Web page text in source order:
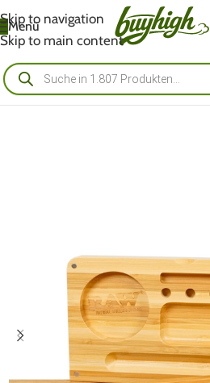
Skip to navigation
Skip to main content
Menü